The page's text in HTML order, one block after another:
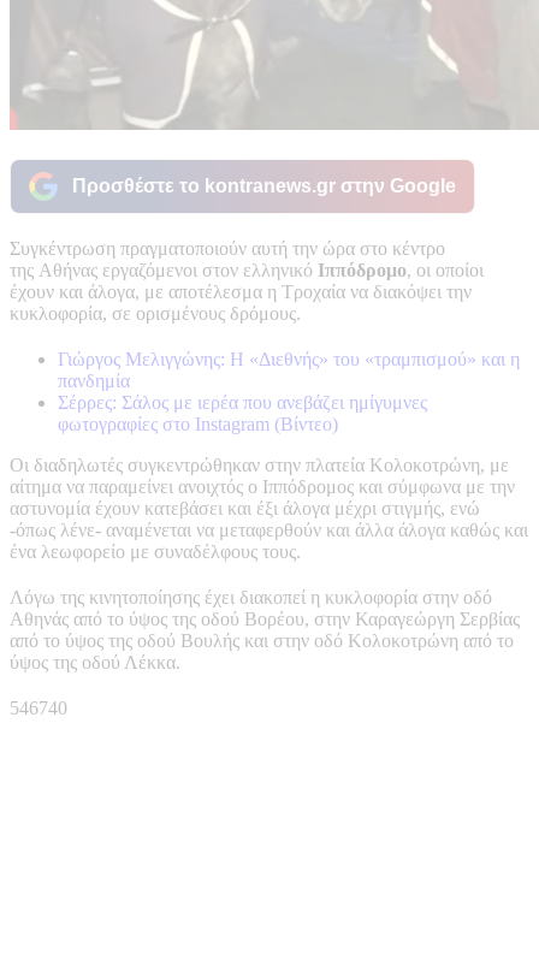
Προσθέστε το kontranews.gr στην Google
Συγκέντρωση πραγματοποιούν αυτή την ώρα στο κέντρο
της Αθήνας εργαζόμενοι στον ελληνικό Ιππόδρομο, οι οποίοι
έχουν και άλογα, με αποτέλεσμα η Τροχαία να διακόψει την
κυκλοφορία, σε ορισμένους δρόμους.
Γιώργος Μελιγγώνης: Η «Διεθνής» του «τραμπισμού» και η
πανδημία
Σέρρες: Σάλος με ιερέα που ανεβάζει ημίγυμνες
φωτογραφίες στο Instagram (Βίντεο)
Οι διαδηλωτές συγκεντρώθηκαν στην πλατεία Κολοκοτρώνη, με
αίτημα να παραμείνει ανοιχτός ο Ιππόδρομος και σύμφωνα με την
αστυνομία έχουν κατεβάσει και έξι άλογα μέχρι στιγμής, ενώ
-όπως λένε- αναμένεται να μεταφερθούν και άλλα άλογα καθώς και
ένα λεωφορείο με συναδέλφους τους.
Λόγω της κινητοποίησης έχει διακοπεί η κυκλοφορία στην οδό
Αθηνάς από το ύψος της οδού Βορέου, στην Καραγεώργη Σερβίας
από το ύψος της οδού Βουλής και στην οδό Κολοκοτρώνη από το
ύψος της οδού Λέκκα.